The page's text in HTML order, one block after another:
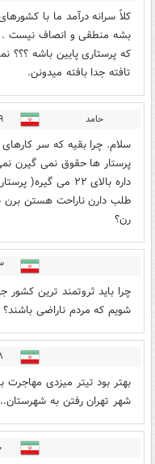
کلاً سرانه درآمد ما با
بشه منطقی و انصاف نیست .
که پرستاری پایین باشه
تافته جدا بافته میدونن.
حامد
سلام. چرا بقیه که سر
داره بالای ۲۲ می
طلب دارن ناراحت هستن برن
رن؟
چرا باید ثروتمند ترین کشور
شویم که مردم ناراضی باشند؟
بهتر بود تیتر میزدی مهاجرت
شهر تهران رفتن به